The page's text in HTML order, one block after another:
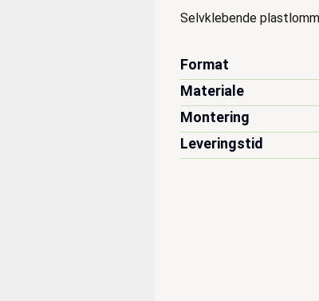
Beskrivelse
Selvklebende
Format
Materiale
Montering
Leveringstid